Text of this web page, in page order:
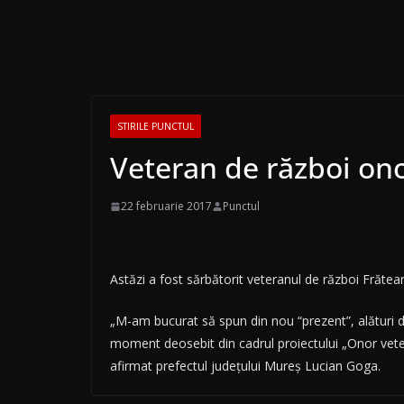
STIRILE PUNCTUL
Veteran de război
22 februarie 2017 Punctul
Astăzi a fost sărbătorit veteranul de război
„M-am bucurat să spun din nou “prezent”,
moment deosebit din cadrul proiectului „Onor
afirmat prefectul judeţului Mureş Lucian Goga.